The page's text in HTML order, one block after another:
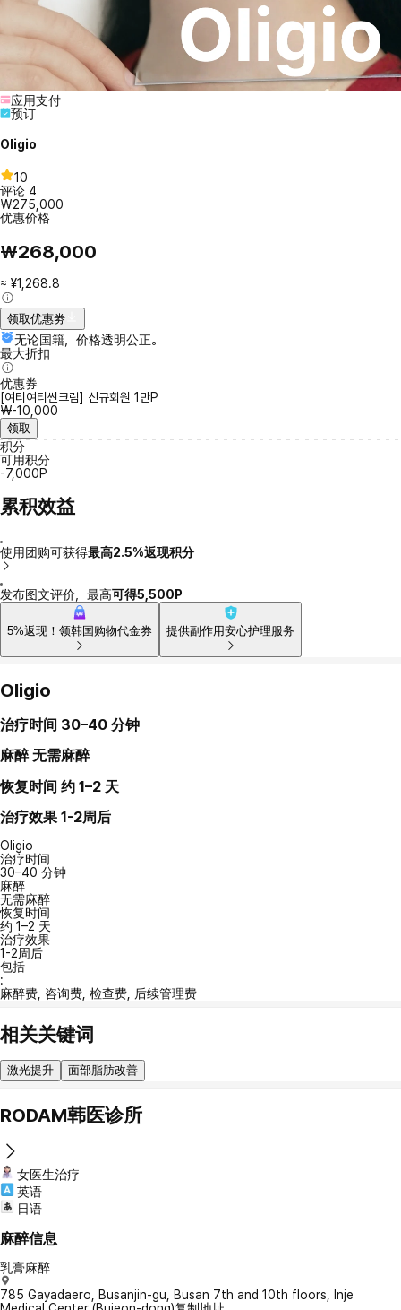
应用支付
预订
Oligio
10
评论 4
₩275,000
优惠价格
₩268,000
≈ ¥1,268.8
领取优惠劵
无论国籍，价格透明公正。
最大折扣
优惠券
[여티여티썬크림] 신규회원 1만P
₩-10,000
领取
积分
可用积分
-7,000P
累积效益
使用团购可获得最高2.5%返现积分
发布图文评价，最高可得5,500P
5%返现！领韩国购物代金券 提供副作用安心护理服务
Oligio
治疗时间 30–40 分钟
麻醉 无需麻醉
恢复时间 约 1–2 天
治疗效果 1-2周后
Oligio
治疗时间
30–40 分钟
麻醉
无需麻醉
恢复时间
约 1–2 天
治疗效果
1-2周后
包括
:
麻醉费, 咨询费, 检查费, 后续管理费
相关关键词
激光提升 面部脂肪改善
RODAM韩医诊所
女医生治疗
英语
日语
麻醉信息
乳膏麻醉
785 Gayadaero, Busanjin-gu, Busan 7th and 10th floors, Inje